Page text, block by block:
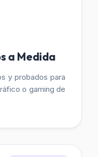
a Medida
y probados para
o gaming de